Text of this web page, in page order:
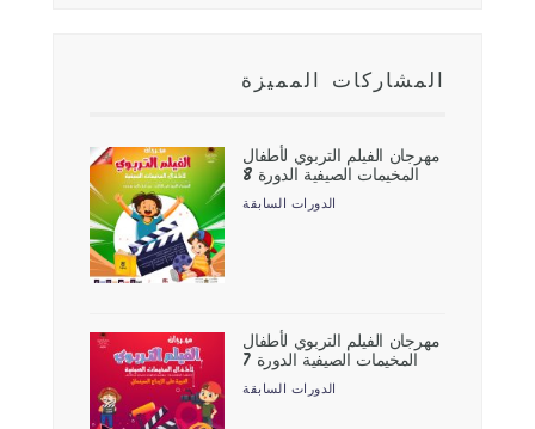
المشاركات المميزة
مهرجان الفيلم التربوي لأطفال
المخيمات الصيفية الدورة 8
الدورات السابقة
مهرجان الفيلم التربوي لأطفال
المخيمات الصيفية الدورة 7
الدورات السابقة